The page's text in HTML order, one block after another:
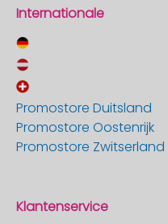
Internationale
Promostore Duitsland
Promostore Oostenrijk
Promostore Zwitserland
Klantenservice